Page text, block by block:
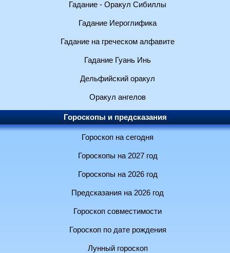
Гадание - Оракул Сибиллы
Гадание Иероглифика
Гадание на греческом алфавите
Гадание Гуань Инь
Дельфийский оракул
Оракул ангелов
Гороскопы и предсказания
Гороскоп на сегодня
Гороскопы на 2027 год
Гороскопы на 2026 год
Предсказания на 2026 год
Гороскоп совместимости
Гороскоп по дате рождения
Лунный гороскоп